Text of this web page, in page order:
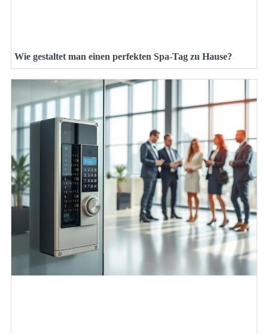
Wie gestaltet man einen perfekten Spa-Tag zu Hause?